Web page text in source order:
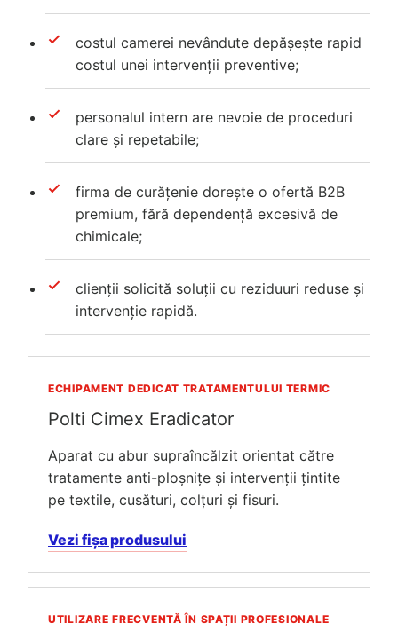
costul camerei nevândute depășește rapid
costul unei intervenții preventive;
personalul intern are nevoie de proceduri
clare și repetabile;
firma de curățenie dorește o ofertă B2B
premium, fără dependență excesivă de
chimicale;
clienții solicită soluții cu reziduuri reduse și
intervenție rapidă.
ECHIPAMENT DEDICAT TRATAMENTULUI TERMIC
Polti Cimex Eradicator
Aparat cu abur supraîncălzit orientat către
tratamente anti-ploșnițe și intervenții țintite
pe textile, cusături, colțuri și fisuri.
Vezi fișa produsului
UTILIZARE FRECVENTĂ ÎN SPAȚII PROFESIONALE